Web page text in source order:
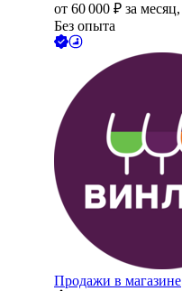
от 60 000 ₽ за месяц,
Без опыта
Продажи в магазине